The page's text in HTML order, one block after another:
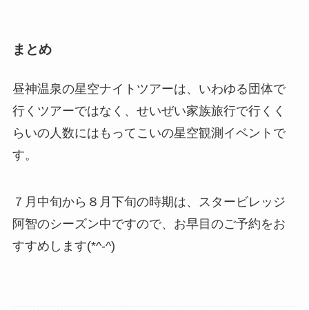
まとめ
昼神温泉の星空ナイトツアーは、いわゆる団体で
行くツアーではなく、せいぜい家族旅行で行くく
らいの人数にはもってこいの星空観測イベントで
す。
７月中旬から８月下旬の時期は、スタービレッジ
阿智のシーズン中ですので、お早目のご予約をお
すすめします(*^-^)